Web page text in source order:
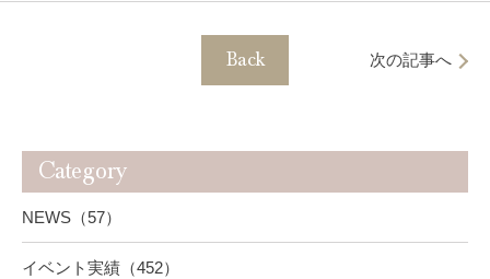
次の記事へ
Back
Category
NEWS（57）
イベント実績（452）